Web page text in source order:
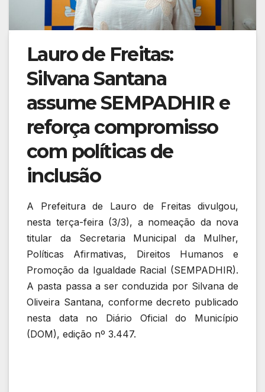
Lauro de Freitas:
Silvana Santana
assume SEMPADHIR e
reforça compromisso
com políticas de
inclusão
A Prefeitura de Lauro de Freitas divulgou,
nesta terça-feira (3/3), a nomeação da nova
titular da Secretaria Municipal da Mulher,
Políticas Afirmativas, Direitos Humanos e
Promoção da Igualdade Racial (SEMPADHIR).
A pasta passa a ser conduzida por Silvana de
Oliveira Santana, conforme decreto publicado
nesta data no Diário Oficial do Município
(DOM), edição nº 3.447.